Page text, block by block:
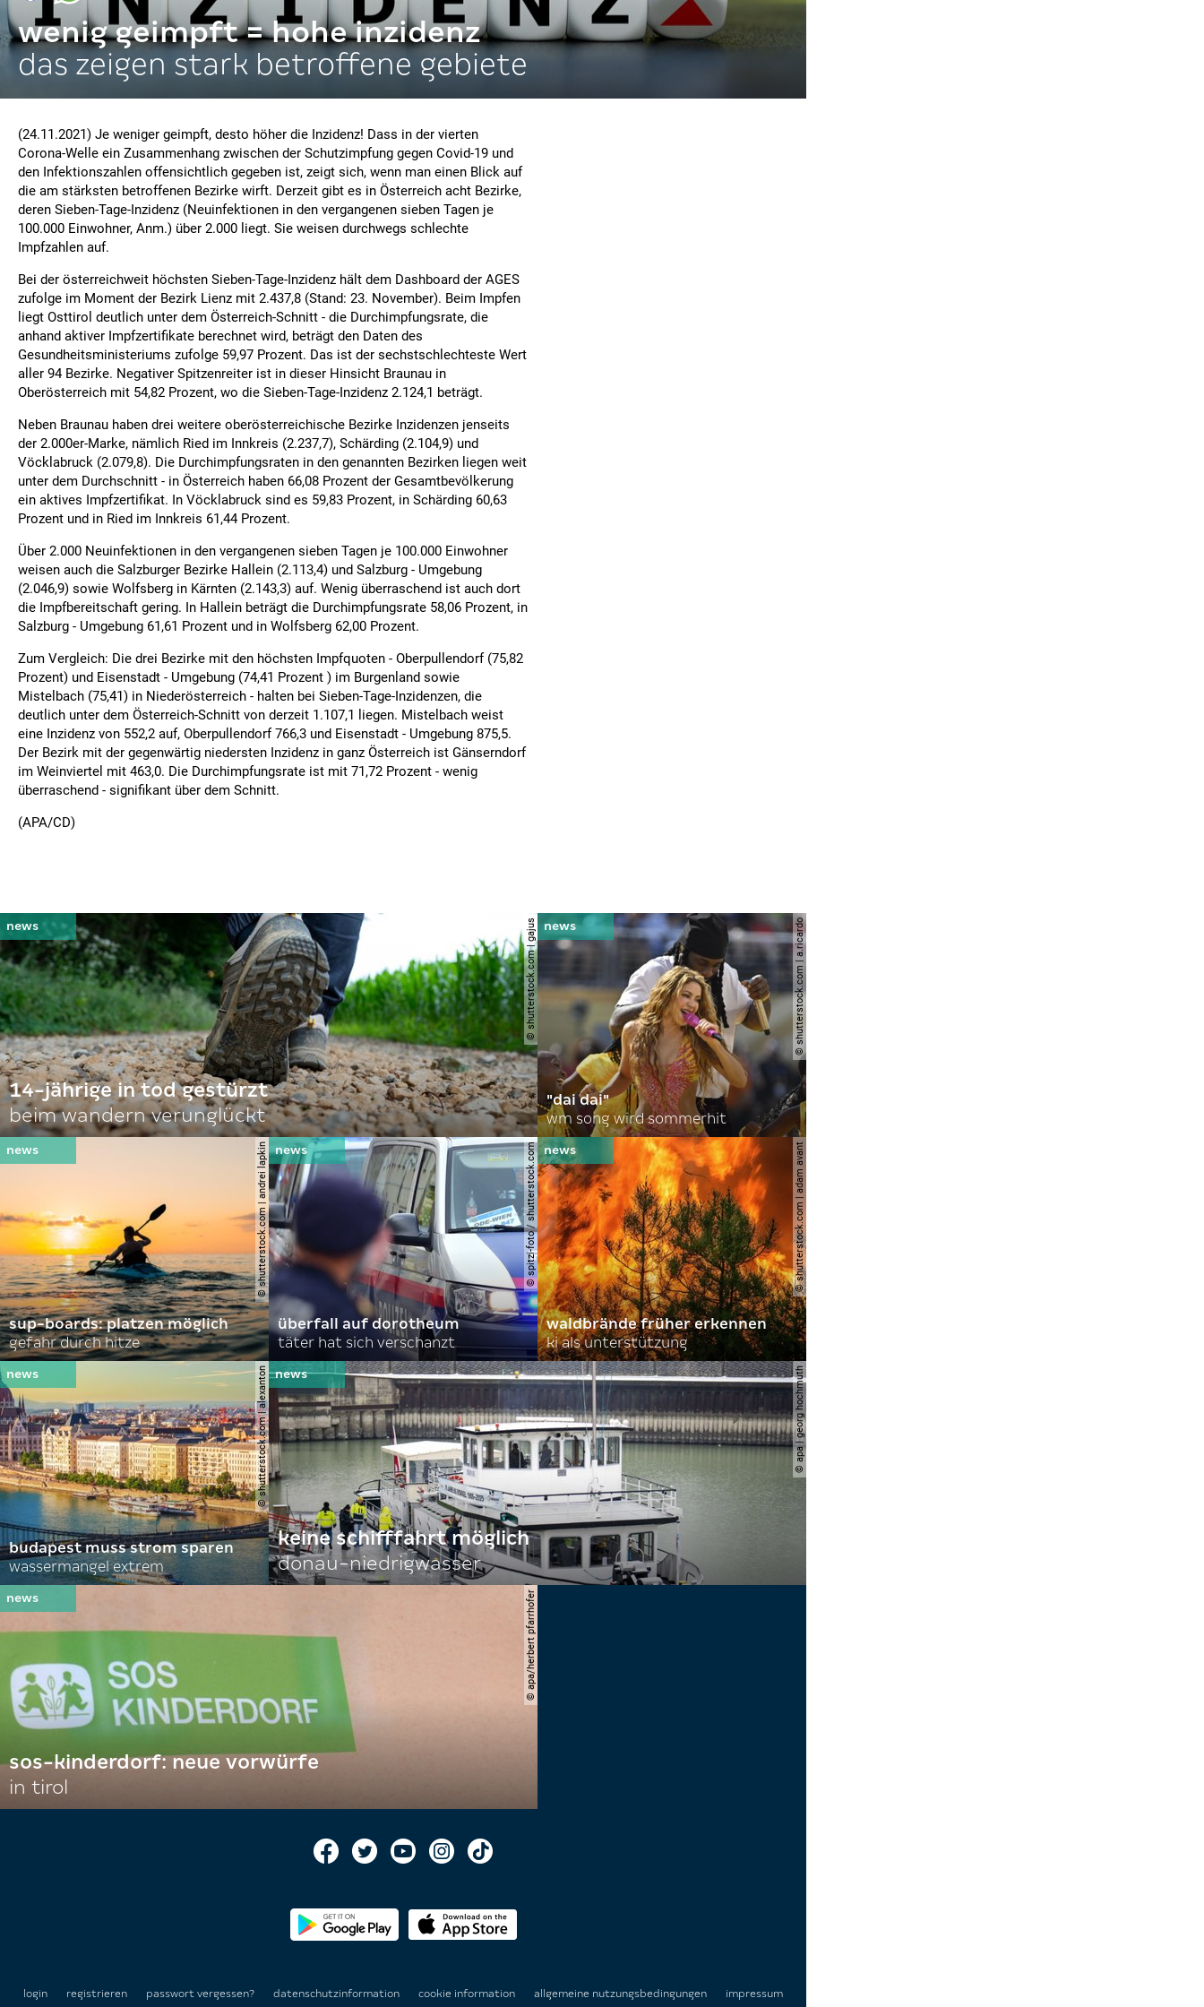
wenig geimpft = hohe inzidenz
das zeigen stark betroffene gebiete
(24.11.2021) Je weniger geimpft, desto höher die Inzidenz! Dass in der vierten
Corona-Welle ein Zusammenhang zwischen der Schutzimpfung gegen Covid-19 und
den Infektionszahlen offensichtlich gegeben ist, zeigt sich, wenn man einen Blick auf
die am stärksten betroffenen Bezirke wirft. Derzeit gibt es in Österreich acht Bezirke,
deren Sieben-Tage-Inzidenz (Neuinfektionen in den vergangenen sieben Tagen je
100.000 Einwohner, Anm.) über 2.000 liegt. Sie weisen durchwegs schlechte
Impfzahlen auf.
Bei der österreichweit höchsten Sieben-Tage-Inzidenz hält dem Dashboard der AGES
zufolge im Moment der Bezirk Lienz mit 2.437,8 (Stand: 23. November). Beim Impfen
liegt Osttirol deutlich unter dem Österreich-Schnitt - die Durchimpfungsrate, die
anhand aktiver Impfzertifikate berechnet wird, beträgt den Daten des
Gesundheitsministeriums zufolge 59,97 Prozent. Das ist der sechstschlechteste Wert
aller 94 Bezirke. Negativer Spitzenreiter ist in dieser Hinsicht Braunau in
Oberösterreich mit 54,82 Prozent, wo die Sieben-Tage-Inzidenz 2.124,1 beträgt.
Neben Braunau haben drei weitere oberösterreichische Bezirke Inzidenzen jenseits
der 2.000er-Marke, nämlich Ried im Innkreis (2.237,7), Schärding (2.104,9) und
Vöcklabruck (2.079,8). Die Durchimpfungsraten in den genannten Bezirken liegen weit
unter dem Durchschnitt - in Österreich haben 66,08 Prozent der Gesamtbevölkerung
ein aktives Impfzertifikat. In Vöcklabruck sind es 59,83 Prozent, in Schärding 60,63
Prozent und in Ried im Innkreis 61,44 Prozent.
Über 2.000 Neuinfektionen in den vergangenen sieben Tagen je 100.000 Einwohner
weisen auch die Salzburger Bezirke Hallein (2.113,4) und Salzburg - Umgebung
(2.046,9) sowie Wolfsberg in Kärnten (2.143,3) auf. Wenig überraschend ist auch dort
die Impfbereitschaft gering. In Hallein beträgt die Durchimpfungsrate 58,06 Prozent, in
Salzburg - Umgebung 61,61 Prozent und in Wolfsberg 62,00 Prozent.
Zum Vergleich: Die drei Bezirke mit den höchsten Impfquoten - Oberpullendorf (75,82
Prozent) und Eisenstadt - Umgebung (74,41 Prozent ) im Burgenland sowie
Mistelbach (75,41) in Niederösterreich - halten bei Sieben-Tage-Inzidenzen, die
deutlich unter dem Österreich-Schnitt von derzeit 1.107,1 liegen. Mistelbach weist
eine Inzidenz von 552,2 auf, Oberpullendorf 766,3 und Eisenstadt - Umgebung 875,5.
Der Bezirk mit der gegenwärtig niedersten Inzidenz in ganz Österreich ist Gänserndorf
im Weinviertel mit 463,0. Die Durchimpfungsrate ist mit 71,72 Prozent - wenig
überraschend - signifikant über dem Schnitt.
(APA/CD)
© shutterstock.com | gajus
14-jährige in tod gestürzt
beim wandern verunglückt
© shutterstock.com | a.ricardo
"dai dai"
wm song wird sommerhit
© shutterstock.com | andrei lapkin
sup-boards: platzen möglich
gefahr durch hitze
© spitzi-foto / shutterstock.com
überfall auf dorotheum
täter hat sich verschanzt
© shutterstock.com | adam avant
waldbrände früher erkennen
ki als unterstützung
© shutterstock.com | alexanton
budapest muss strom sparen
wassermangel extrem
© apa | georg hochmuth
keine schifffahrt möglich
donau-niedrigwasser
© apa/herbert pfarrhofer
sos-kinderdorf: neue vorwürfe
in tirol
login registrieren passwort vergessen? datenschutzinformation cookie information allgemeine nutzungsbedingungen
impressum